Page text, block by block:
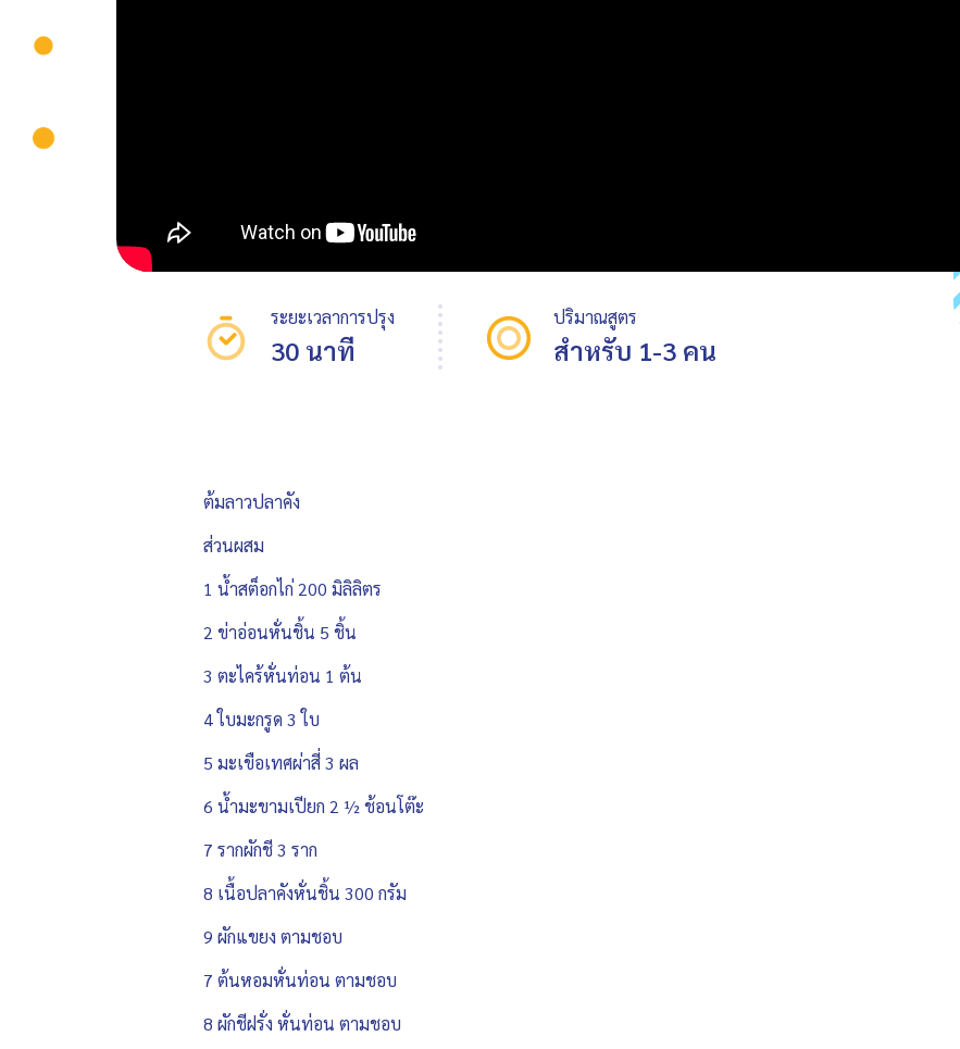
ระยะเวลาการปรุง
30 นาที
ปริมาณสูตร
สำหรับ 1-3 คน
ต้มลาวปลาคัง
ส่วนผสม
1 น้ำสต็อกไก่ 200 มิลิลิตร
2 ข่าอ่อนหั่นชิ้น 5 ชิ้น
3 ตะไคร้หั่นท่อน 1 ต้น
4 ใบมะกรูด 3 ใบ
5 มะเขือเทศผ่าสี่ 3 ผล
6 น้ำมะขามเปียก 2 ½ ช้อนโต๊ะ
7 รากผักชี 3 ราก
8 เนื้อปลาคังหั่นชิ้น 300 กรัม
9 ผักแขยง ตามชอบ
7 ต้นหอมหั่นท่อน ตามชอบ
8 ผักชีฝรั่ง หั่นท่อน ตามชอบ